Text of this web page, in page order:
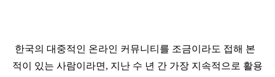
한국의 대중적인 온라인 커뮤니티를 조금이라도 접해 본
적이 있는 사람이라면, 지난 수 년 간 가장 지속적으로 활용